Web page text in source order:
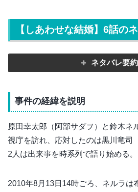
【しあわせな結婚】6話の
ネタバレ要約
事件の経緯を説明
原田幸太郎（阿部サダヲ）と鈴木ネ
視庁を訪れ、応対したのは黒川竜司
2人は出来事を時系列で語り始める。
2010年8月13日14時ごろ、ネルラは